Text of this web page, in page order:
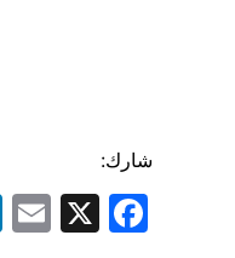
شارك:
X